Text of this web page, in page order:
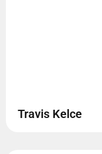
Travis Kelce